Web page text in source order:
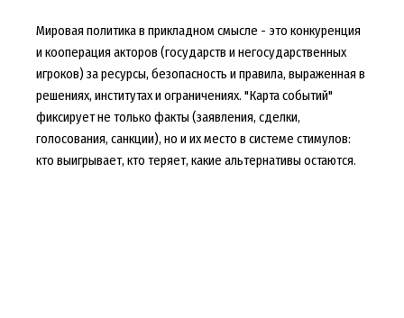
Мировая политика в прикладном смысле - это конкуренция
и кооперация акторов (государств и негосударственных
игроков) за ресурсы, безопасность и правила, выраженная в
решениях, институтах и ограничениях. "Карта событий"
фиксирует не только факты (заявления, сделки,
голосования, санкции), но и их место в системе стимулов:
кто выигрывает, кто теряет, какие альтернативы остаются.